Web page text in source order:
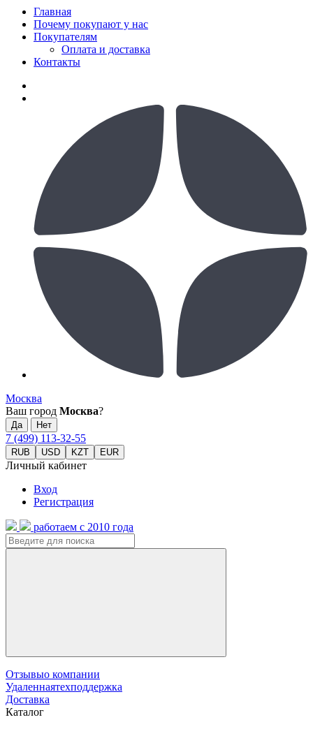
Главная
Почему покупают у нас
Покупателям
Оплата и доставка
Контакты
Москва
Ваш город Москва?
7 (499) 113-32-55
RUB USD KZT EUR
Личный кабинет
Вход
Регистрация
работаем с 2010 года
Отзывыо компании
Удаленнаятехподдержка
Доставка
Каталог